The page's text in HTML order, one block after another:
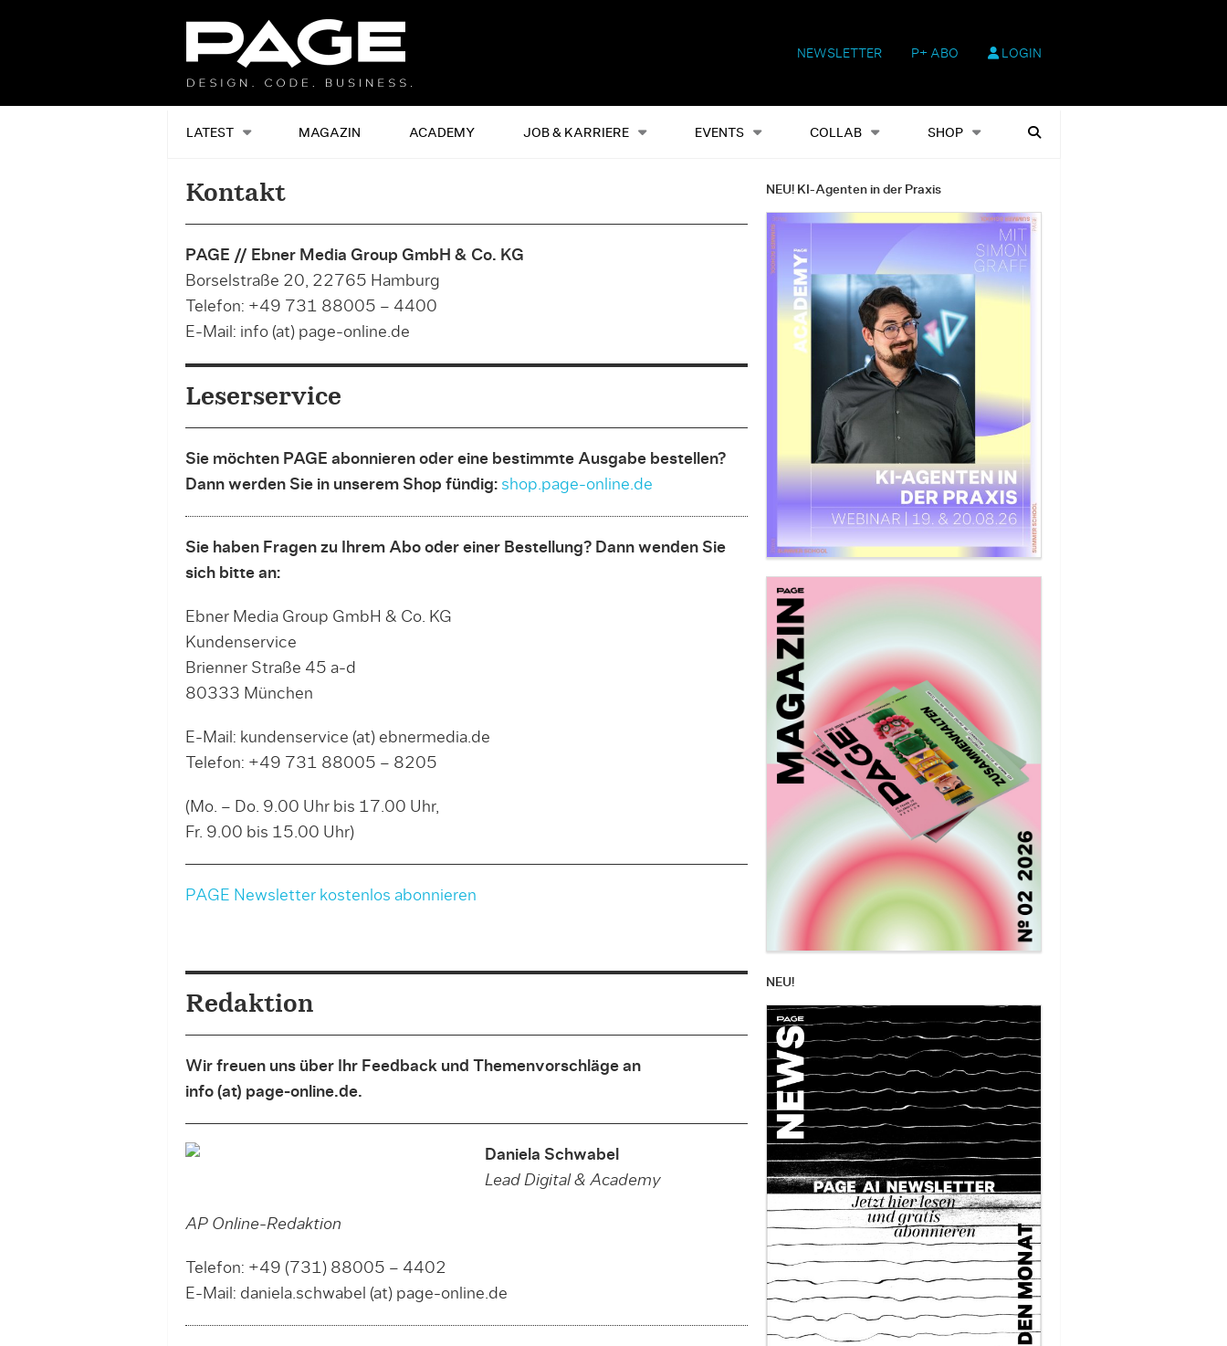
NEWSLETTER P+ ABO LOGIN
LATEST MAGAZIN ACADEMY JOB & KARRIERE EVENTS COLLAB SHOP
Alles Events Shop Heftausgaben Suchen
Kontakt
PAGE // Ebner Media Group GmbH & Co. KG
Borselstraße 20, 22765 Hamburg
Telefon: +49 731 88005 – 4400
E-Mail: info (at) page-online.de
Leserservice
Sie möchten PAGE abonnieren oder eine bestimmte Ausgabe bestellen?
Dann werden Sie in unserem Shop fündig: shop.page-online.de
Sie haben Fragen zu Ihrem Abo oder einer Bestellung? Dann wenden Sie
sich bitte an:
Ebner Media Group GmbH & Co. KG
Kundenservice
Brienner Straße 45 a-d
80333 München
E-Mail: kundenservice (at) ebnermedia.de
Telefon: +49 731 88005 – 8205
(Mo. – Do. 9.00 Uhr bis 17.00 Uhr,
Fr. 9.00 bis 15.00 Uhr)
PAGE Newsletter kostenlos abonnieren
Redaktion
Wir freuen uns über Ihr Feedback und Themenvorschläge an
info (at) page-online.de.
Daniela Schwabel
Lead Digital & Academy
AP Online-Redaktion
Telefon: +49 (731) 88005 – 4402
E-Mail: daniela.schwabel (at) page-online.de
NEU! KI-Agenten in der Praxis
NEU!